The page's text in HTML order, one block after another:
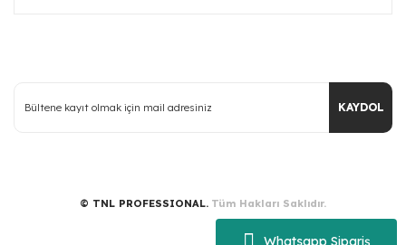
Whatsapp Sipariş
KAYDOL
© TNL PROFESSIONAL. Tüm Hakları Saklıdır.